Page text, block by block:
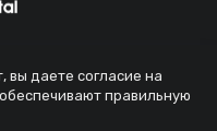
вы даете согласие на
правильную